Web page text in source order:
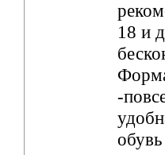
18 и
-
обувь